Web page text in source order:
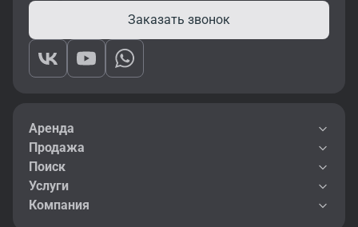
Заказать звонок
Аренда
Продажа
Поиск
Услуги
Компания